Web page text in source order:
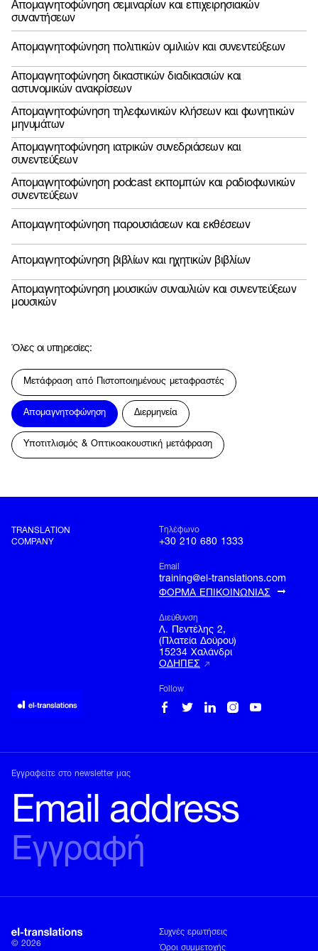
TRANSLATION
COMPANY
training@el-translations.com
Λ. Πεντέλης 2,
(Πλατεία Δούρου)
Απομαγνητοφώνηση σεμιναρίων και επιχειρησιακών
συναντήσεων
Απομαγνητοφώνηση πολιτικών ομιλιών και συνεντεύξεων
Απομαγνητοφώνηση δικαστικών διαδικασιών και
αστυνομικών ανακρίσεων
Απομαγνητοφώνηση τηλεφωνικών κλήσεων και φωνητικών
μηνυμάτων
Απομαγνητοφώνηση ιατρικών συνεδριάσεων και
συνεντεύξεων
Απομαγνητοφώνηση podcast εκπομπών και ραδιοφωνικών
συνεντεύξεων
Απομαγνητοφώνηση παρουσιάσεων και εκθέσεων
Απομαγνητοφώνηση βιβλίων και ηχητικών βιβλίων
Απομαγνητοφώνηση μουσικών συναυλιών και συνεντεύξεων
μουσικών
Όλες οι υπηρεσίες:
Μετάφραση από Πιστοποιημένους μεταφραστές
Απομαγνητοφώνηση Διερμηνεία
Υποτιτλισμός & Oπτικοακουστική μετάφραση
TRANSLATION
COMPANY
Τηλέφωνο
+30 210 680 1333
Email
training@el-translations.com
ΦΟΡΜΑ ΕΠΙΚΟΙΝΩΝΙΑΣ
Διεύθυνση
Λ. Πεντέλης 2,
(Πλατεία Δούρου)
15234 Χαλάνδρι
ΟΔΗΓΙΕΣ
Follow
Εγγραφείτε στο newsletter μας
© 2026
Συχνές ερωτήσεις
Όροι συμμετοχής